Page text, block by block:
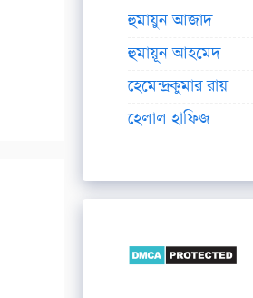
হুমায়ুন আজাদ
হুমায়ূন আহমেদ
হেমেন্দ্রকুমার রায়
হেলাল হাফিজ